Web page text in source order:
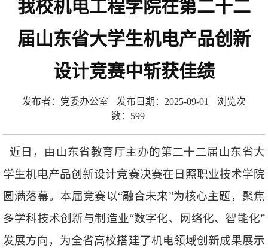
我校机电工程学院在第二十二
届山东省大学生机电产品创新
设计竞赛中斩获佳绩
发布者：党委办公室 发布日期：2025-09-01
浏览次
数： 599
近日，由山东省教育厅主办的第二十二届山东省大
学生机电产品创新设计竞赛决赛在日照职业技术学院
圆满落幕。本届竞赛以“融合未来”为核心主题，聚焦
多学科技术创新与制造业“数字化、网络化、智能化”
发展方向，为全省高校搭建了机电领域创新成果展示